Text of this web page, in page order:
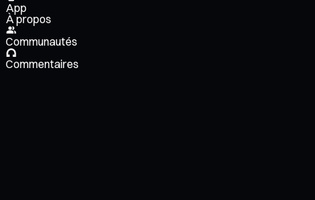
App
À propos
Communautés
Commentaires